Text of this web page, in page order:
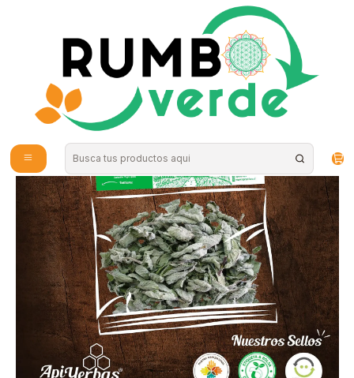
Envío gratis por compras sobre los 59.990 en la provincia de Santiago
Hierbas Medicinales Menta 15 g Apiyerbas